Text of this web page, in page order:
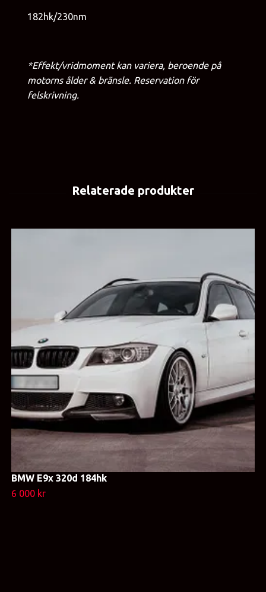
182hk/230nm
*Effekt/vridmoment kan variera, beroende på
motorns ålder & bränsle. Reservation för
felskrivning.
BMW E9x 320d 184hk
6 000 kr